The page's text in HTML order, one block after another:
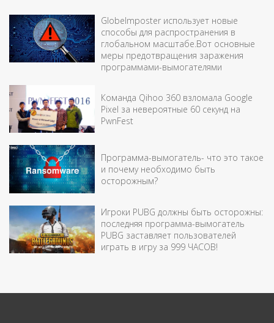
GlobeImposter использует новые
способы для распространения в
глобальном масштабе.Вот основные
меры предотвращения заражения
программами-вымогателями
Команда Qihoo 360 взломала Google
Pixel за невероятные 60 секунд на
PwnFest
Программа-вымогатель- что это такое
и почему необходимо быть
осторожным?
Игроки PUBG должны быть осторожны:
последняя программа-вымогатель
PUBG заставляет пользователей
играть в игру за 999 ЧАСОВ!